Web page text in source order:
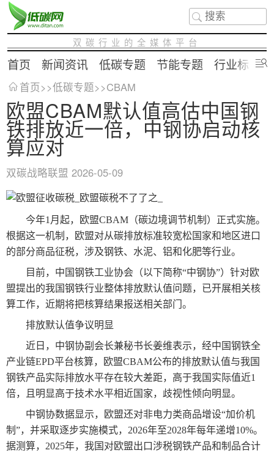
双碳行业的全媒体平台
首页 新闻资讯 低碳专题 节能专题 行业标准
首页>>低碳专题>>CBAM
欧盟CBAM默认值高估中国钢
铁排放近一倍，中钢协启动核
算应对
双碳战略联盟 2026-05-09
今年1月起，欧盟CBAM（碳边境调节机制）正式实施。
根据这一机制，欧盟对从碳排放标准较宽松国家和地区进口
的部分商品征税，涉及钢铁、水泥、铝和化肥等行业。
目前，中国钢铁工业协会（以下简称“中钢协”）针对欧
盟提出的我国钢铁行业整体排放默认值问题，已开展相关核
算工作，近期将把核算结果报送相关部门。
排放默认值争议明显
近日，中钢协副会长兼秘书长姜维表示，经中国钢铁全
产业链EPD平台核算，欧盟CBAM公布的排放默认值与我国
钢铁产品实际排放水平存在较大差距，高于我国实际值近1
倍，且明显高于技术水平相近国家，歧视性倾向明显。
中钢协数据显示，欧盟还对非电力类商品增设“加价机
制”，并采取逐步实施模式，2026年至2028年每年递增10%。
据测算，2025年，我国对欧盟出口涉税钢铁产品和制品合计